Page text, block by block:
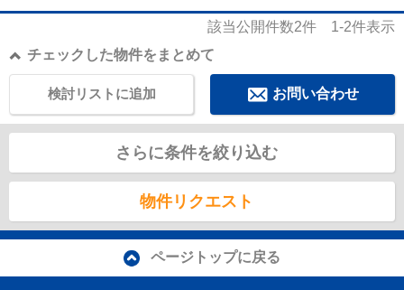
該当公開件数2件 1-2件表示
チェックした物件をまとめて
お問い合わせ
検討リストに追加
さらに条件を絞り込む
物件リクエスト
ページトップに戻る